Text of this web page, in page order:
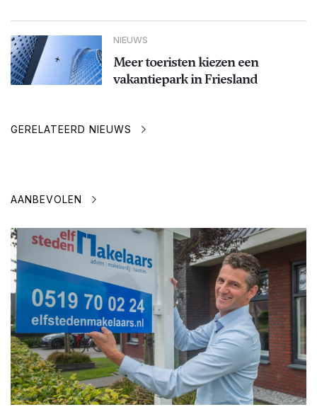
NIEUWS
Meer toeristen kiezen een
vakantiepark in Friesland
GERELATEERD NIEUWS
AANBEVOLEN